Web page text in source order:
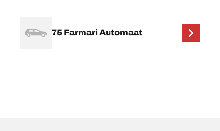
75 Farmari Automaat